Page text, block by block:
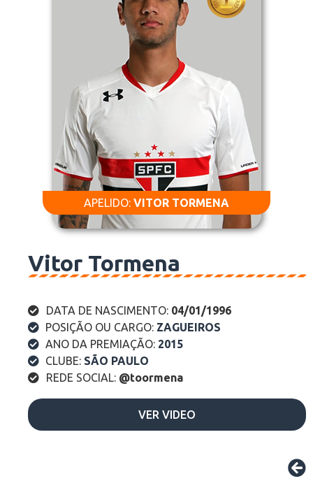
APELIDO: VITOR TORMENA
Vitor Tormena
DATA DE NASCIMENTO: 04/01/1996
POSIÇÃO OU CARGO: ZAGUEIROS
ANO DA PREMIAÇÃO: 2015
CLUBE: SÃO PAULO
REDE SOCIAL: @toormena
VER VIDEO